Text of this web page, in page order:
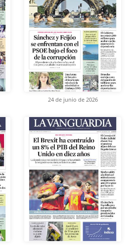
24 de junio de 2026